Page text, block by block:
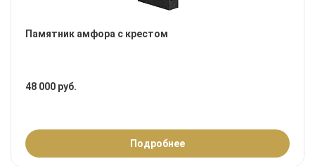
Памятник амфора с крестом
48 000 руб.
Подробнее